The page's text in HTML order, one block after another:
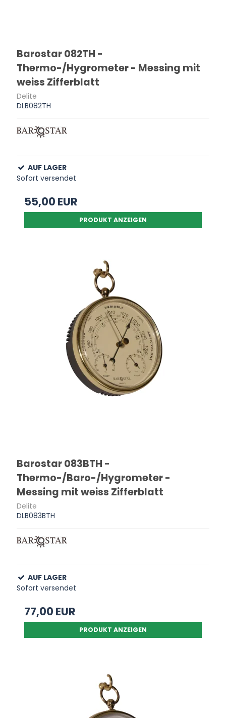
Barostar 082TH -
Thermo-/Hygrometer - Messing mit
weiss Zifferblatt
Delite
DLB082TH
AUF LAGER
Sofort versendet
55,00 EUR
PRODUKT ANZEIGEN
Barostar 083BTH -
Thermo-/Baro-/Hygrometer -
Messing mit weiss Zifferblatt
Delite
DLB083BTH
AUF LAGER
Sofort versendet
77,00 EUR
PRODUKT ANZEIGEN